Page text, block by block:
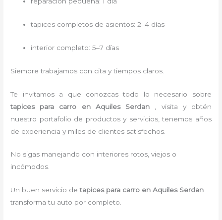
tapices completos de asientos: 2–4 días
interior completo: 5–7 días
Siempre trabajamos con cita y tiempos claros.
Te invitamos a que conozcas todo lo necesario sobre
tapices para carro en Aquiles Serdan
, visita y obtén
nuestro portafolio de productos y servicios, tenemos años
de experiencia y miles de clientes satisfechos.
No sigas manejando con interiores rotos, viejos o
incómodos.
Un buen servicio detapices para carro en Aquiles Serdan
transforma tu auto por completo.